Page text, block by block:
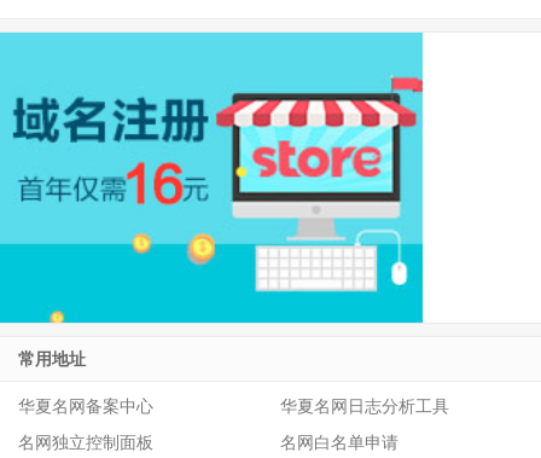
常用地址
华夏名网备案中心
华夏名网日志分析工具
名网独立控制面板
名网白名单申请